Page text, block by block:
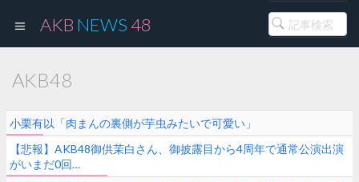
AKB NEWS 48
AKB48
小栗有以「肉まんの裏側が芋虫みたいで可愛い」
【悲報】AKB48御供茉白さん、御披露目から4周年で通常公演出演
がいまだ0回…